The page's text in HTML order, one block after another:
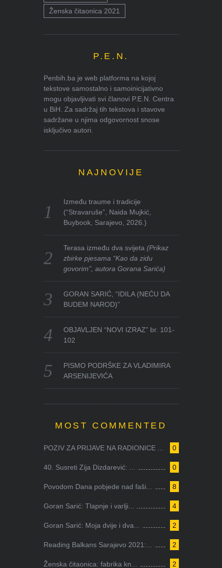
Ženska čitaonica 2021
P.E.N.
Penbih.ba je web platforma na kojoj
tekstove samostalno i samoinicijativno
mogu objavljivati svi članovi P.E.N. Centra
u BiH. Za sadržaj tih tekstova i stavove
sadržane u njima odgovornost snose
isključivo autori.
NAJNOVIJE
Između traume i tradicije
(“Stravaruše”, Naida Mujkić,
Buybook, Sarajevo, 2026.)
Terasa između dva svijeta(Prikaz
zbirke pjesama “Kao da zidu
govorim”, autora Gorana Sarića)
GORAN SARIĆ, “IDILA (NEĆU DA
BUDEM NAROD)”
OBJAVLJEN “NOVI IZRAZ” br. 101-
102
PISMO PODRŠKE ZA VLADIMIRA
ARSENIJEVIĆA
MOST COMMENTED
0
POZIV ZA PRIJAVE NA RADIONICE ...
0
40. Susreti Zija Dizdarević: ...
8
Povodom Dana pobjede nad faši...
4
Goran Sarić: Tlapnje i varlji...
2
Goran Sarić: Moja dvije i dva...
2
Reading Balkans Sarajevo 2021:...
2
Ženska čitaonica: fabrika kn...